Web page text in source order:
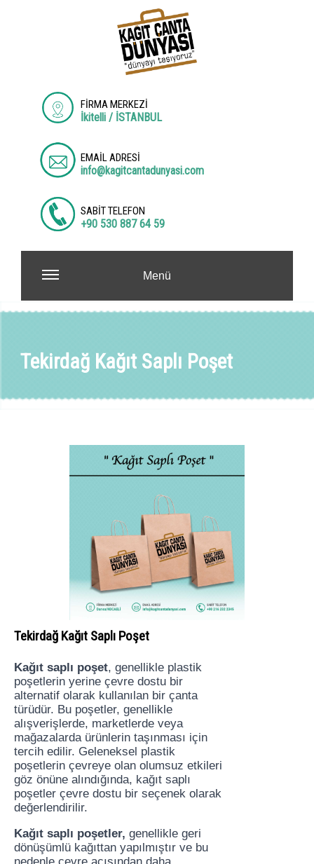
FİRMA MERKEZİ
İkitelli / İSTANBUL
EMAİL ADRESİ
info@kagitcantadunyasi.com
SABİT TELEFON
+90 530 887 64 59
Menü
Tekirdağ Kağıt Saplı Poşet
Tekirdağ Kağıt Saplı Poşet
Kağıt saplı poşet, genellikle plastik
poşetlerin yerine çevre dostu bir
alternatif olarak kullanılan bir çanta
türüdür. Bu poşetler, genellikle
alışverişlerde, marketlerde veya
mağazalarda ürünlerin taşınması için
tercih edilir. Geleneksel plastik
poşetlerin çevreye olan olumsuz etkileri
göz önüne alındığında, kağıt saplı
poşetler çevre dostu bir seçenek olarak
değerlendirilir.
Kağıt saplı poşetler, genellikle geri
dönüşümlü kağıttan yapılmıştır ve bu